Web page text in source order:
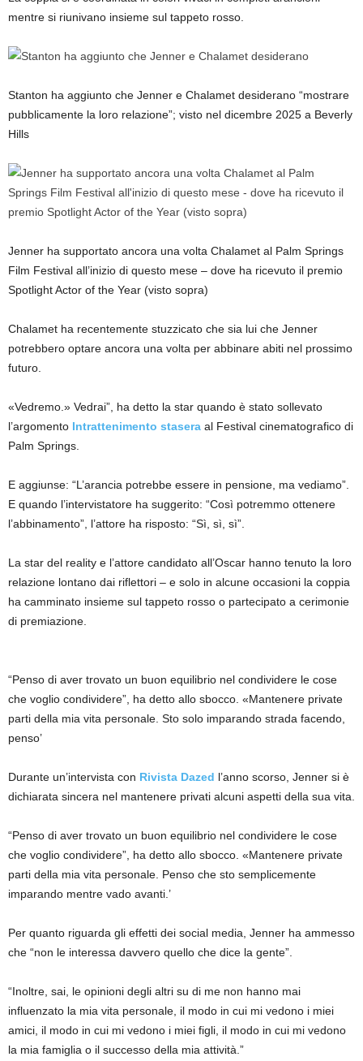
mentre si riunivano insieme sul tappeto rosso.
Stanton ha aggiunto che Jenner e Chalamet desiderano “mostrare
pubblicamente la loro relazione”; visto nel dicembre 2025 a Beverly
Hills
Jenner ha supportato ancora una volta Chalamet al Palm Springs
Film Festival all’inizio di questo mese – dove ha ricevuto il premio
Spotlight Actor of the Year (visto sopra)
Chalamet ha recentemente stuzzicato che sia lui che Jenner
potrebbero optare ancora una volta per abbinare abiti nel prossimo
futuro.
«Vedremo.» Vedrai”, ha detto la star quando è stato sollevato
l’argomento Intrattenimento stasera al Festival cinematografico di
Palm Springs.
E aggiunse: “L’arancia potrebbe essere in pensione, ma vediamo”.
E quando l’intervistatore ha suggerito: “Così potremmo ottenere
l’abbinamento”, l’attore ha risposto: “Sì, sì, sì”.
La star del reality e l’attore candidato all’Oscar hanno tenuto la loro
relazione lontano dai riflettori – e solo in alcune occasioni la coppia
ha camminato insieme sul tappeto rosso o partecipato a cerimonie
di premiazione.
“Penso di aver trovato un buon equilibrio nel condividere le cose
che voglio condividere”, ha detto allo sbocco. «Mantenere private
parti della mia vita personale. Sto solo imparando strada facendo,
penso’
Durante un’intervista con Rivista Dazed l’anno scorso, Jenner si è
dichiarata sincera nel mantenere privati ​​alcuni aspetti della sua vita.
“Penso di aver trovato un buon equilibrio nel condividere le cose
che voglio condividere”, ha detto allo sbocco. «Mantenere private
parti della mia vita personale. Penso che sto semplicemente
imparando mentre vado avanti.’
Per quanto riguarda gli effetti dei social media, Jenner ha ammesso
che “non le interessa davvero quello che dice la gente”.
“Inoltre, sai, le opinioni degli altri su di me non hanno mai
influenzato la mia vita personale, il modo in cui mi vedono i miei
amici, il modo in cui mi vedono i miei figli, il modo in cui mi vedono
la mia famiglia o il successo della mia attività.”